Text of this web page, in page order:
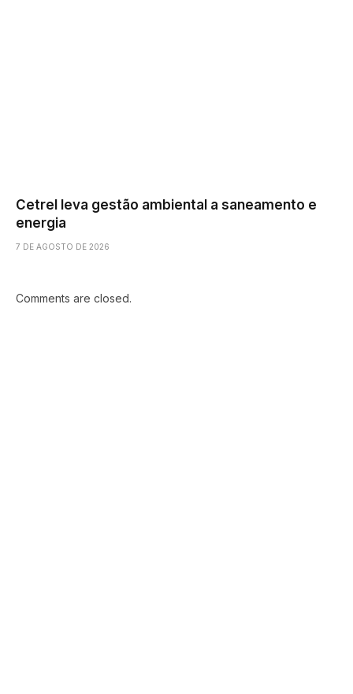
Cetrel leva gestão ambiental a saneamento e
energia
7 DE AGOSTO DE 2026
Comments are closed.